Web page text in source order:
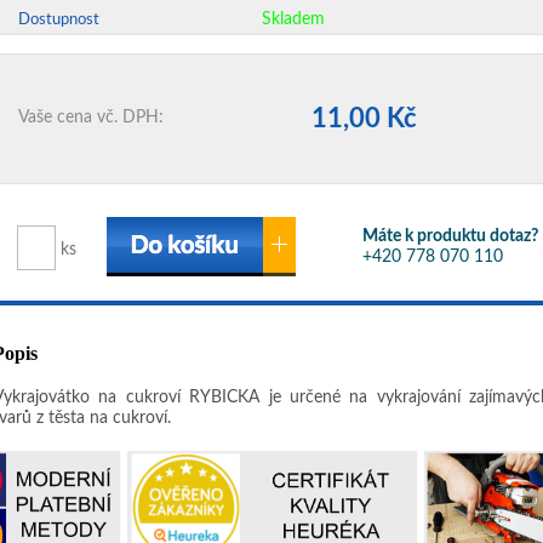
Dostupnost Skladem
Vaše cena vč. DPH: 11,00 Kč
ks
Máte k produktu dotaz?
+420 778 070 110
na cukroví RYBIČKA je určené na vykrajování
z těsta na cukroví.